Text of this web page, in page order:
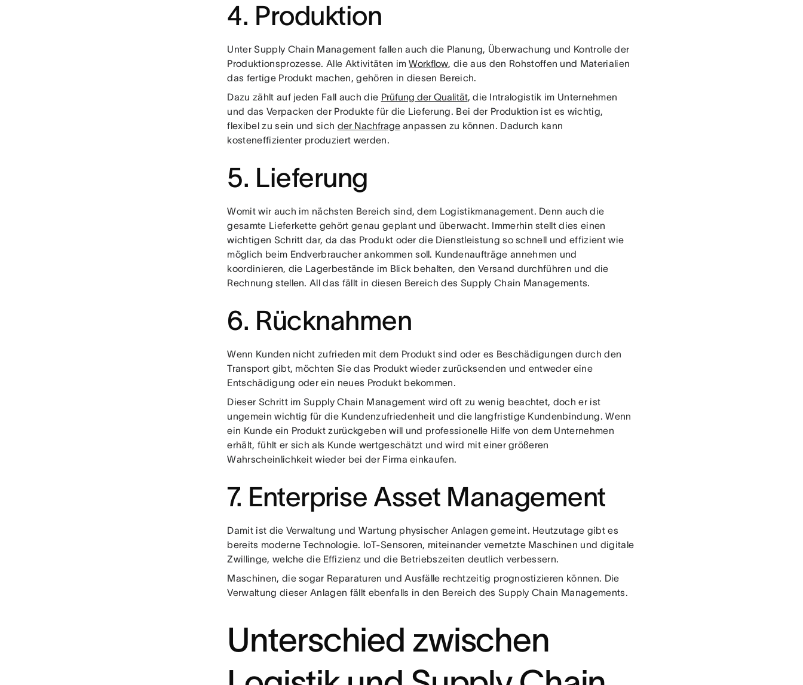
4. Produktion
Unter Supply Chain Management fallen auch die Planung, Überwachung und Kontrolle der
Produktionsprozesse. Alle Aktivitäten imWorkflow, die aus den Rohstoffen und Materialien
das fertige Produkt machen, gehören in diesen Bereich.
Dazu zählt auf jeden Fall auch die Prüfung der Qualität, die Intralogistik im Unternehmen
und das Verpacken der Produkte für die Lieferung. Bei der Produktion ist es wichtig,
flexibel zu sein und sich der Nachfrageanpassen zu können. Dadurch kann
kosteneffizienter produziert werden.
5. Lieferung
Womit wir auch im nächsten Bereich sind, dem Logistikmanagement. Denn auch die
gesamte Lieferkette gehört genau geplant und überwacht. Immerhin stellt dies einen
wichtigen Schritt dar, da das Produkt oder die Dienstleistung so schnell und effizient wie
möglich beim Endverbraucher ankommen soll. Kundenaufträge annehmen und
koordinieren, die Lagerbestände im Blick behalten, den Versand durchführen und die
Rechnung stellen. All das fällt in diesen Bereich des Supply Chain Managements.
6. Rücknahmen
Wenn Kunden nicht zufrieden mit dem Produkt sind oder es Beschädigungen durch den
Transport gibt, möchten Sie das Produkt wieder zurücksenden und entweder eine
Entschädigung oder ein neues Produkt bekommen.
Dieser Schritt im Supply Chain Management wird oft zu wenig beachtet, doch er ist
ungemein wichtig für die Kundenzufriedenheit und die langfristige Kundenbindung. Wenn
ein Kunde ein Produkt zurückgeben will und professionelle Hilfe von dem Unternehmen
erhält, fühlt er sich als Kunde wertgeschätzt und wird mit einer größeren
Wahrscheinlichkeit wieder bei der Firma einkaufen.
7. Enterprise Asset Management
Damit ist die Verwaltung und Wartung physischer Anlagen gemeint. Heutzutage gibt es
bereits moderne Technologie. IoT-Sensoren, miteinander vernetzte Maschinen und digitale
Zwillinge, welche die Effizienz und die Betriebszeiten deutlich verbessern.
Maschinen, die sogar Reparaturen und Ausfälle rechtzeitig prognostizieren können. Die
Verwaltung dieser Anlagen fällt ebenfalls in den Bereich des Supply Chain Managements.
Unterschied zwischen